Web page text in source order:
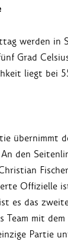
werden
Grad
liegt bei
übernimmt
An den
Offizielle
es das
Team mit
Partie